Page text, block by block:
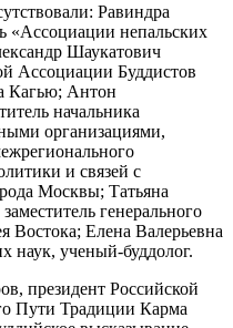
Равиндра
«Ассоциации непальских
Шаукатович
Ассоциации Буддистов
Кагью; Антон
начальника
организациями,
и связей с
Москвы; Татьяна
генерального
Востока; Елена Валерьевна
наук, ученый-буддолог.
президент Российской
Пути Традиции Карма